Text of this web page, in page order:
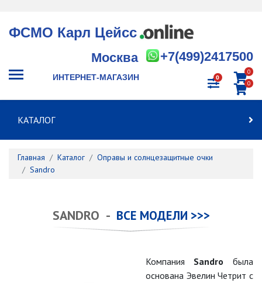
ФСМО Карл Цейсс
+7(499)2417500
Москва
ИНТЕРНЕТ-МАГАЗИН 0
0
0
КАТАЛОГ
Главная Каталог
Оправы и солнцезащитные очки
Sandro
SANDRO - ВСЕ МОДЕЛИ >>>
Компания Sandro была
основана Эвелин Четрит с